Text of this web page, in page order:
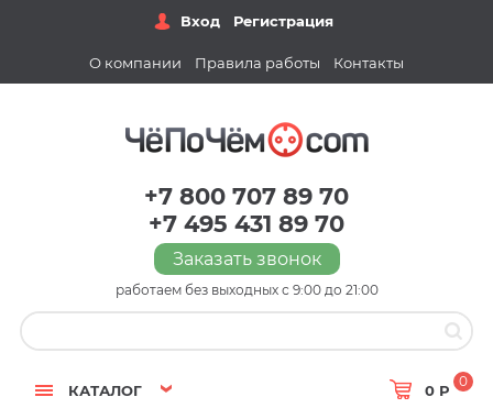
Вход Регистрация
О компании Правила работы Контакты
+7 800 707 89 70
+7 495 431 89 70
Заказать звонок
работаем без выходных с 9:00 до 21:00
КАТАЛОГ 0 Р
0